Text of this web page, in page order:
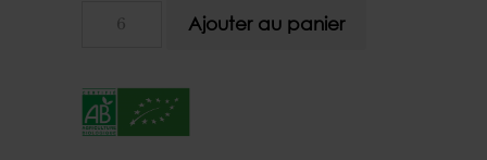
#2
-
Ajouter au panier